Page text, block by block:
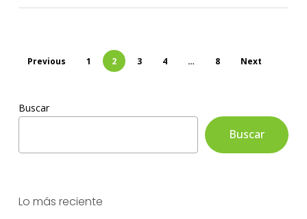
Previous 1 2 3 4 … 8 Next
Buscar
Buscar
Lo más reciente